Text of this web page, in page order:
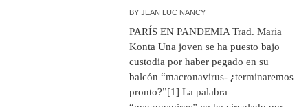
BYJEAN LUC NANCY
PARÍS EN PANDEMIA Trad. Maria
Konta Una joven se ha puesto bajo
custodia por haber pegado en su
balcón “macronavirus- ¿terminaremos
pronto?”[1] La palabra